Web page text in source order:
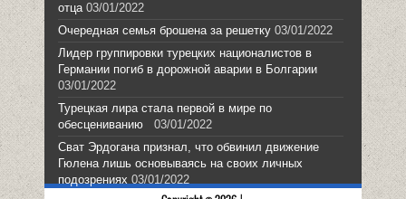
отца 03/01/2022
Очередная семья брошена за решетку 03/01/2022
Лидер группировки турецких националистов в
Германии погиб в дорожной аварии в Болгарии
03/01/2022
Турецкая лира стала первой в мире по
обесцениванию
03/01/2022
Сват Эрдогана признал, что обвинил движение
Гюлена лишь основываясь на своих личных
подозрениях 03/01/2022